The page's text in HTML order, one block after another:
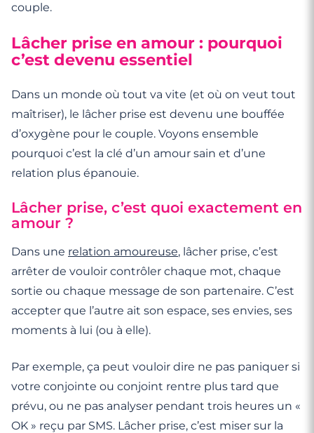
couple.
Lâcher prise en amour : pourquoi
c’est devenu essentiel
Dans un monde où tout va vite (et où on veut tout
maîtriser), le lâcher prise est devenu une bouffée
d’oxygène pour le couple. Voyons ensemble
pourquoi c’est la clé d’un amour sain et d’une
relation plus épanouie.
Lâcher prise, c’est quoi exactement en
amour ?
Dans une relation amoureuse, lâcher prise, c’est
arrêter de vouloir contrôler chaque mot, chaque
sortie ou chaque message de son partenaire. C’est
accepter que l’autre ait son espace, ses envies, ses
moments à lui (ou à elle).
Par exemple, ça peut vouloir dire ne pas paniquer si
votre conjointe ou conjoint rentre plus tard que
prévu, ou ne pas analyser pendant trois heures un «
OK » reçu par SMS. Lâcher prise, c’est miser sur la